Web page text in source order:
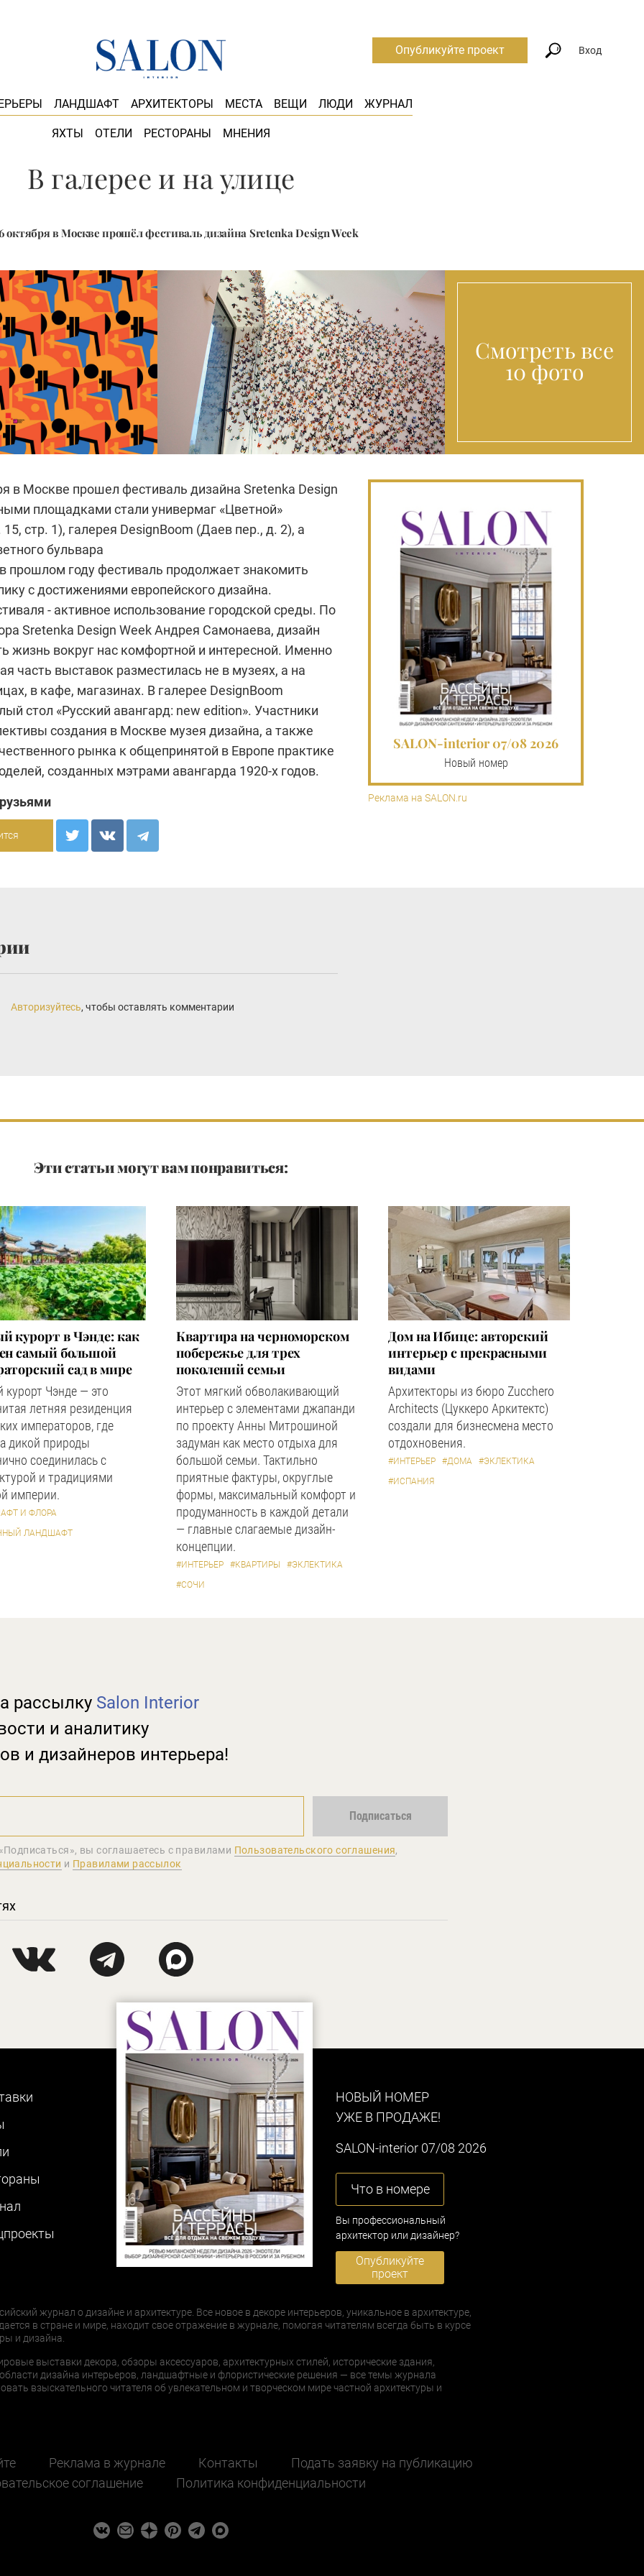
ЛАНДШАФТ АРХИТЕКТОРЫ МЕСТА ВЕЩИ ЛЮДИ ЖУРНАЛ
ЯХТЫ ОТЕЛИ РЕСТОРАНЫ МНЕНИЯ
Опубликуйте проект Вход
В галерее и на улице
октября в Москве прошёл фестиваль дизайна Sretenka Design Week
Смотреть все
10 фото
в Москве прошел фестиваль дизайна Sretenka Design
площадками стали универмаг «Цветной»
стр. 1), галерея DesignBoom (Даев пер., д. 2), а
бульвара
прошлом году фестиваль продолжает знакомить
с достижениями европейского дизайна.
- активное использование городской среды. По
Sretenka Design Week Андрея Самонаева, дизайн
жизнь вокруг нас комфортной и интересной. Именно
часть выставок разместилась не в музеях, а на
в кафе, магазинах. В галерее DesignBoom
стол «Русский авангард: new edition». Участники
создания в Москве музея дизайна, а также
рынка к общепринятой в Европе практике
созданных мэтрами авангарда 1920-х годов.
SALON-interior 07/08 2026
Новый номер
Реклама на SALON.ru
Авторизуйтесь, чтобы оставлять комментарии
Эти статьи могут вам понравиться:
курорт в Чэнде: как
самый большой
сад в мире
курорт Чэнде — это
летняя резиденция
императоров, где
дикой природы
соединилась с
и традициями
империи.
И ФЛОРА
ЛАНДШАФТ
Квартира на черноморском
побережье для трех
поколений семьи
Этот мягкий обволакивающий
интерьер с элементами джапанди
по проекту Анны Митрошиной
задуман как место отдыха для
большой семьи. Тактильно
приятные фактуры, округлые
формы, максимальный комфорт и
продуманность в каждой детали
— главные слагаемые дизайн-
концепции.
#ИНТЕРЬЕР #КВАРТИРЫ
#ЭКЛЕКТИКА
#СОЧИ
Дом на Ибице: авторский
интерьер с прекрасными
видами
Архитекторы из бюро Zucchero
Architects (Цуккеро Аркитектс)
создали для бизнесмена место
отдохновения.
#ИНТЕРЬЕР #ДОМА
#ЭКЛЕКТИКА
#ИСПАНИЯ
рассылку Salon Interior
и аналитику
и дизайнеров интерьера!
Подписаться
вы соглашаетеcь с правилами Пользовательского соглашения,
и Правилами рассылок
НОВЫЙ НОМЕР
УЖЕ В ПРОДАЖЕ!
SALON-interior 07/08 2026
Что в номере
Вы профессиональный
архитектор или дизайнер?
Опубликуйте
проект
журнал о дизайне и архитектуре. Все новое в декоре интерьеров, уникальное в архитектуре,
в стране и мире, находит свое отражение в журнале, помогая читателям всегда быть в курсе
и дизайна.
выставки декора, обзоры аксессуаров, архитектурных стилей, исторические здания,
дизайна интерьеров, ландшафтные и флористические решения — все темы журнала
взыскательного читателя об увлекательном и творческом мире частной архитектуры и
Реклама в журнале Контакты
Подать заявку на публикацию
соглашение
Политика конфиденциальности